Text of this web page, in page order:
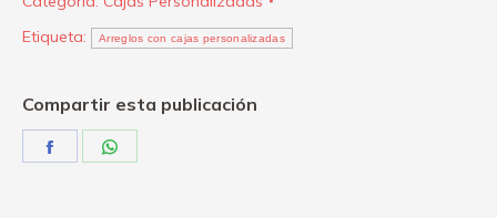
Etiqueta:
Arreglos con cajas personalizadas
Compartir esta publicación
Share